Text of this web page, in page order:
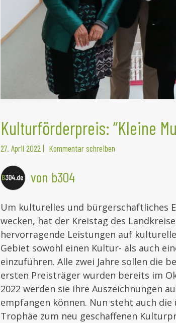
Kulturförderpreis: “Kleine
27. April 2022 | Kommentar schreiben
von b304
Um kulturelles und bürgerschaftliches
wecken, hat der Kreistag des
hervorragende Leistungen auf
Gebiet sowohl einen Kultur- als auch
einzuführen. Alle zwei Jahre sollen die
ersten Preisträger wurden bereits im
2022 werden sie ihre Auszeichnungen
empfangen können. Nun steht auch
Trophäe zum neu geschaffenen